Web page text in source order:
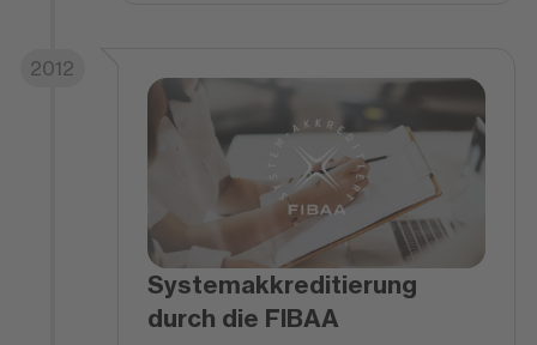
2012
Systemakkreditierung
durch die FIBAA